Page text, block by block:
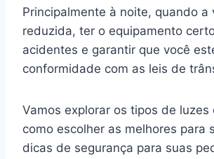
Principalmente à noite, quando a
reduzida, ter o equipamento
acidentes e garantir que você
conformidade com as leis de
Vamos explorar os tipos de luzes
como escolher as melhores para
dicas de segurança para suas